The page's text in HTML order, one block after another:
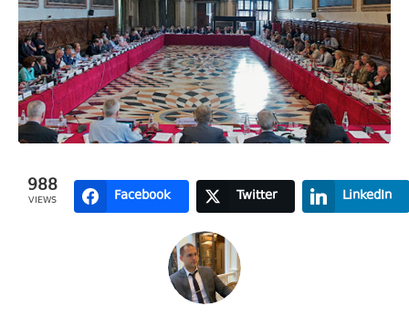
988
VIEWS Facebook Twitter LinkedIn